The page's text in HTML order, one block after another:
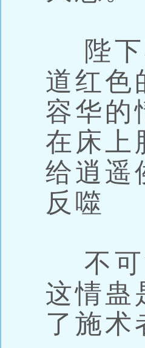
陛下
道红色
容华的
在床上
给逍遥
反噬
不可
这情蛊
了施术